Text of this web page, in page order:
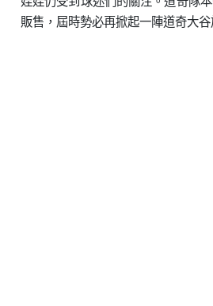
販售，屆時勢必再掀起一陣道奇大谷